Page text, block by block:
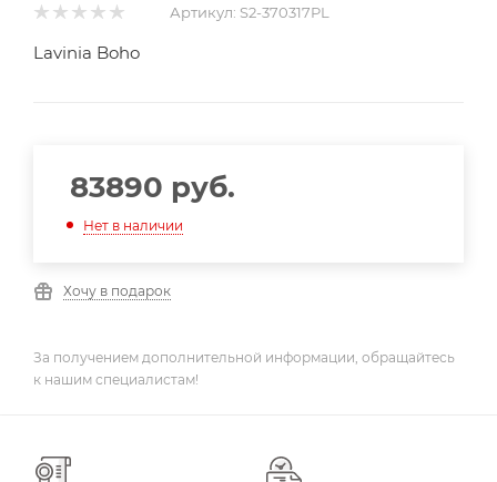
Артикул: S2-370317PL
Lavinia Boho
83890 руб.
Нет в наличии
Хочу в подарок
За получением дополнительной информации, обращайтесь
к нашим специалистам!